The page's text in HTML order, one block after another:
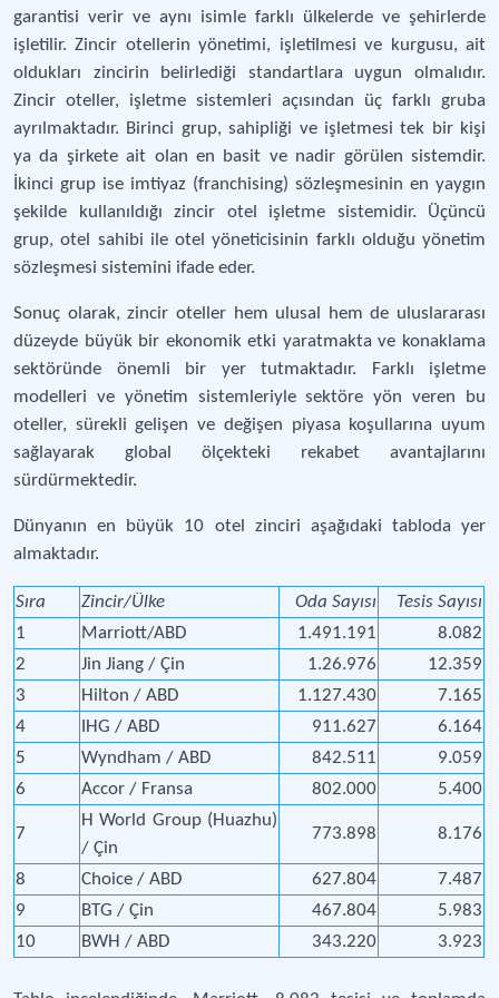
garantisi verir ve aynı isimle farklı ülkelerde ve şehirlerde
işletilir. Zincir otellerin yönetimi, işletilmesi ve kurgusu, ait
oldukları zincirin belirlediği standartlara uygun olmalıdır.
Zincir oteller, işletme sistemleri açısından üç farklı gruba
ayrılmaktadır. Birinci grup, sahipliği ve işletmesi tek bir kişi
ya da şirkete ait olan en basit ve nadir görülen sistemdir.
İkinci grup ise imtiyaz (franchising) sözleşmesinin en yaygın
şekilde kullanıldığı zincir otel işletme sistemidir. Üçüncü
grup, otel sahibi ile otel yöneticisinin farklı olduğu yönetim
sözleşmesi sistemini ifade eder.
Sonuç olarak, zincir oteller hem ulusal hem de uluslararası
düzeyde büyük bir ekonomik etki yaratmakta ve konaklama
sektöründe önemli bir yer tutmaktadır. Farklı işletme
modelleri ve yönetim sistemleriyle sektöre yön veren bu
oteller, sürekli gelişen ve değişen piyasa koşullarına uyum
sağlayarak global ölçekteki rekabet avantajlarını
sürdürmektedir.
Dünyanın en büyük 10 otel zinciri aşağıdaki tabloda yer
almaktadır.
Sıra Zincir/Ülke Oda Sayısı
Tesis Sayısı
1
Marriott/ABD 1.491.191
8.082
2
Jin Jiang / Çin 1.26.976
12.359
3
Hilton / ABD 1.127.430
7.165
4
IHG / ABD 911.627
6.164
5
Wyndham / ABD 842.511
9.059
6
Accor / Fransa 802.000 5.400
7
H World Group (Huazhu)
/ Çin
773.898 8.176
8 Choice / ABD 627.804
7.487
9
BTG / Çin 467.804
5.983
10
BWH / ABD 343.220 3.923